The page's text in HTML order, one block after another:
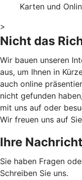
Karten und
>
Nicht das
Wir bauen unseren
aus, um Ihnen in
auch online
nicht gefunden
mit uns auf oder
Wir freuen uns auf
Ihre
Sie haben Fragen
Schreiben Sie uns.